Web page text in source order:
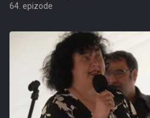
64. epizode